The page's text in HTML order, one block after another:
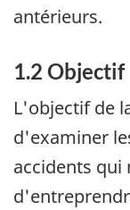
antérieurs.
1.2 Objectif
L'objectif de
d'examiner
accidents qui